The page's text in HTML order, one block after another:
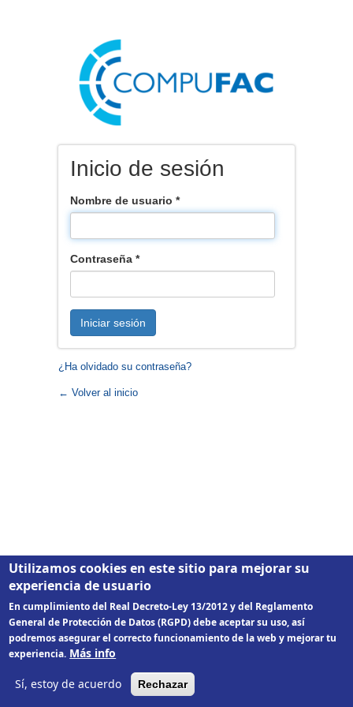
Inicio de sesión
Nombre de usuario *
Contraseña *
Iniciar sesión
¿Ha olvidado su contraseña?
← Volver al inicio
Utilizamos cookies en este sitio para mejorar su
experiencia de usuario
En cumplimiento del Real Decreto-Ley 13/2012 y del Reglamento
General de Protección de Datos (RGPD) debe aceptar su uso, así
podremos asegurar el correcto funcionamiento de la web y mejorar tu
experiencia. Más info
Sí, estoy de acuerdo Rechazar